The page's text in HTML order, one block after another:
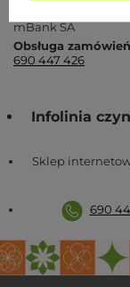
mBank SA
Obsługa
690 447 426
Infolinia
Sklep
690